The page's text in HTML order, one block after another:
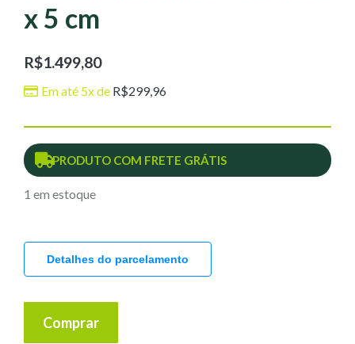
x 5 cm
R$1.499,80
Em até 5x de R$299,96
PRODUTO COM FRETE GRÁTIS
1 em estoque
Detalhes do parcelamento
Comprar